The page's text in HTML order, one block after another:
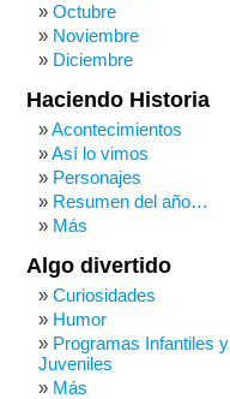
Octubre
Noviembre
Diciembre
Haciendo Historia
Acontecimientos
Así lo vimos
Personajes
Resumen del año…
Más
Algo divertido
Curiosidades
Humor
Programas Infantiles y
Juveniles
Más